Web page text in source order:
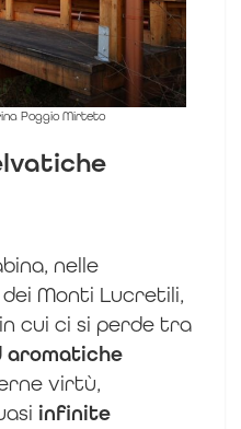
Poggio Mirteto
nelle
Monti Lucretili,
cui ci si perde tra
aromatiche
virtù,
infinite